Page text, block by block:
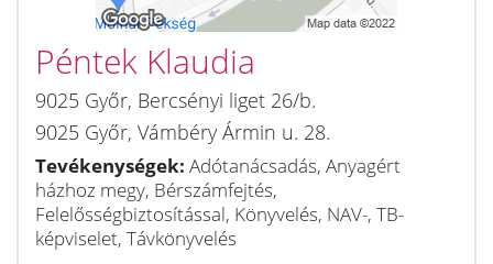
Péntek Klaudia
9025 Győr, Bercsényi liget 26/b.
9025 Győr, Vámbéry Ármin u. 28.
Tevékenységek: Adótanácsadás, Anyagért
házhoz megy, Bérszámfejtés,
Felelősségbiztosítással, Könyvelés, NAV-, TB-
képviselet, Távkönyvelés